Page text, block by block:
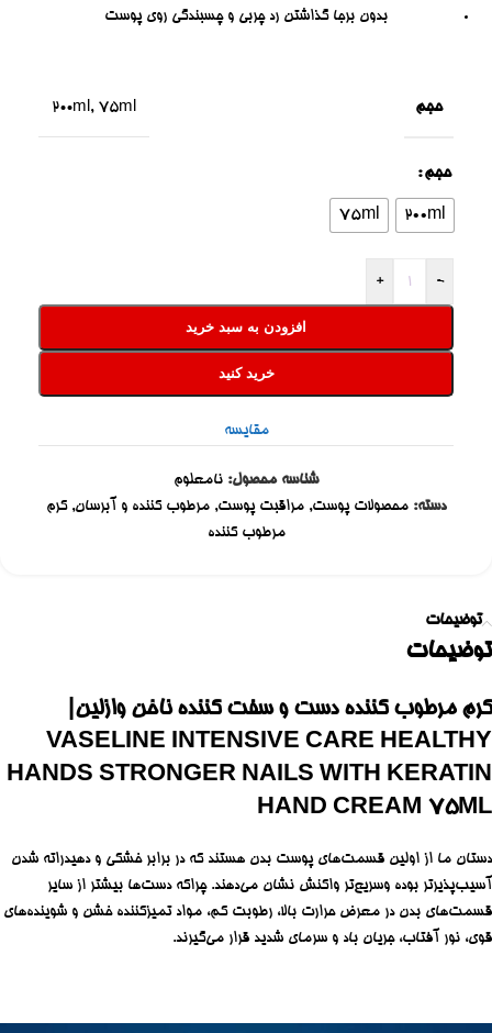
بدون برجا گذاشتن رد چربی و چسبندگی روی پوست
حجم 200ml, 75ml
حجم
200ml
75ml
-
+
افزودن به سبد خرید
خرید کنید
مقایسه
شناسه محصول: نامعلوم
دسته: محصولات پوست, مراقبت پوست, مرطوب کننده و آبرسان, کرم
مرطوب کننده
توضیحات
توضیحات
کرم مرطوب کننده دست و سفت کننده ناخن وازلین|
VASELINE INTENSIVE CARE HEALTHY
HANDS STRONGER NAILS WITH KERATIN
HAND CREAM 75ML
دستان ما از اولین قسمت‌های پوست بدن هستند که در برابر خشکی و دهیدراته شدن
آسیب‌پذیرتر بوده وسریع‌تر واکنش نشان می‌دهند. چراکه دست‌ها بیشتر از سایر
قسمت‌های بدن در معرض حرارت بالا، رطوبت کم، مواد تمیزکننده خشن و شوینده‌های
قوی، نور آفتاب، جریان باد و سرمای شدید قرار می‌گیرند.